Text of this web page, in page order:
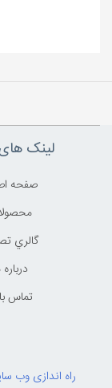
لینک
صفحه
گالري
درباره
تماس
راه اندازی وب